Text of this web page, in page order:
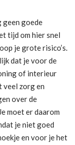
geen goede
tijd om hier snel
je grote risico’s.
dat je voor de
of interieur
veel zorg en
over de
moet er daarom
je niet goed
en voor je het